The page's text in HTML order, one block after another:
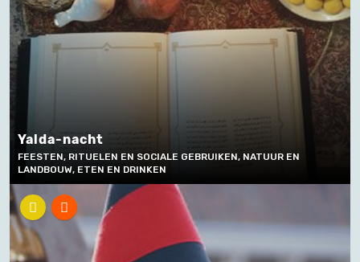
Yalda-nacht
FEESTEN, RITUELEN EN SOCIALE GEBRUIKEN, NATUUR EN
LANDBOUW, ETEN EN DRINKEN